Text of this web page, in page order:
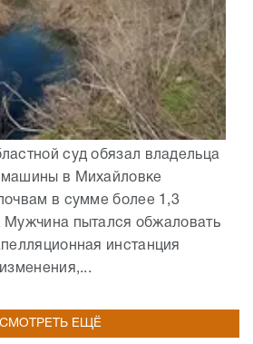
суд обязал владельца
машины в Михайловке
в сумме более 1,3
Мужчина пытался обжаловать
инстанция
СМОТРЕТЬ ЕЩЁ